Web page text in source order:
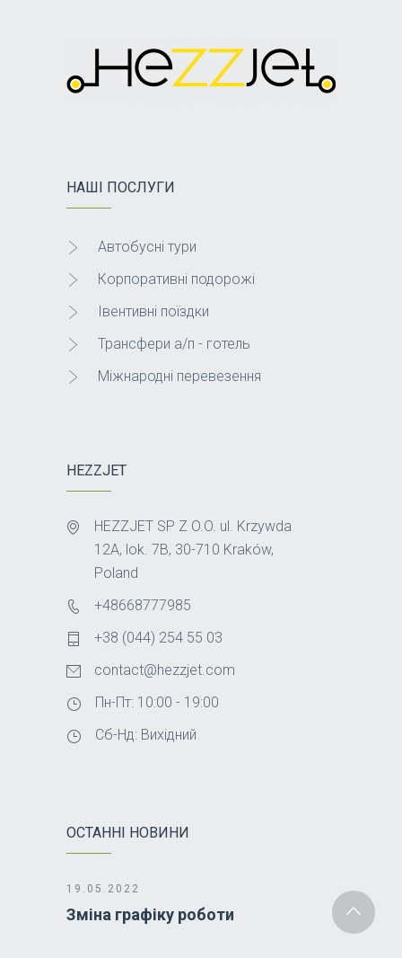
НАШІ ПОСЛУГИ
Автобусні тури
Корпоративні подорожі
Івентивні поїздки
Трансфери а/п - готель
Міжнародні перевезення
HEZZJET
HEZZJET SP Z O.O. ul. Krzywda
12A, lok. 7B, 30-710 Kraków,
Poland
+48668777985
+38 (044) 254 55 03
contact@hezzjet.com
Пн-Пт: 10:00 - 19:00
Сб-Нд: Вихідний
ОСТАННІ НОВИНИ
19.05.2022
Зміна графіку роботи